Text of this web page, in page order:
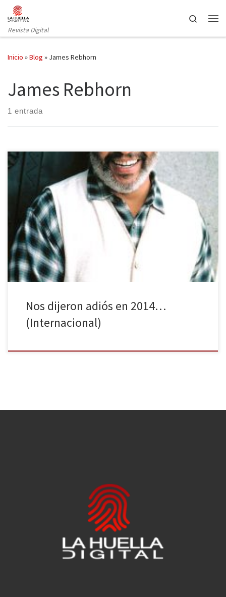
Saltar al contenido
Revista Digital
Search
Inicio »Blog » James Rebhorn
James Rebhorn
1 entrada
Como bien sabéis, hace unos días hacíamos un balance a los
personajes televisivos que habían fallecido en 2014 a nivel
nacional, así que hoy es el turno de hacer un repaso a los actores
famosos en el ámbito internacional que nos han dejado en el
último año, conocidos tanto en la […]
Nos dijeron adiós en 2014…
(Internacional)